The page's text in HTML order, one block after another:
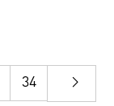
34